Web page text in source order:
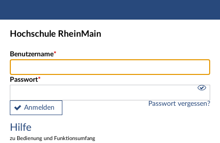
Hauptnavigation
Fußzeile
Hochschule RheinMain
Benutzername
Passwort
Anmelden
Passwort vergessen?
Hilfe
zu Bedienung und Funktionsumfang